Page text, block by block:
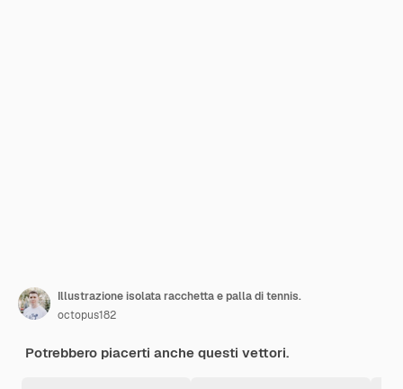
Illustrazione isolata racchetta e palla di tennis.
octopus182
Potrebbero piacerti anche questi vettori.